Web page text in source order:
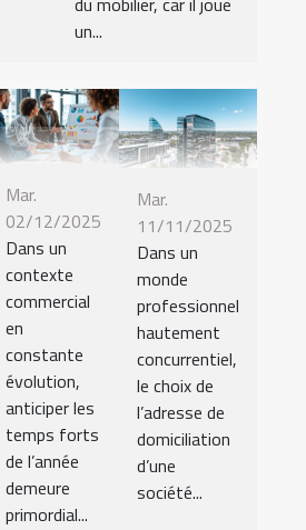
un...
Mar.
02/12/2025
Dans un
contexte
commercial
en
constante
évolution,
anticiper les
temps forts
de l’année
demeure
primordial...
Mar.
11/11/2025
Dans un
monde
professionnel
hautement
concurrentiel,
le choix de
l’adresse de
domiciliation
d’une
société...